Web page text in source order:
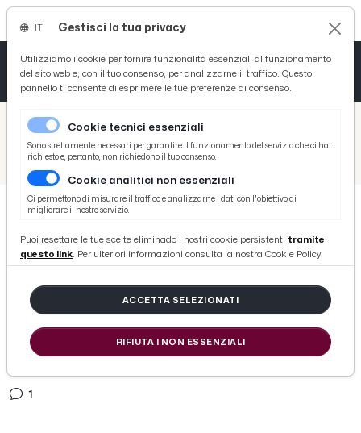
/ Picenotime
/ Coppa Teodori
CIVM, 47esima Verzegnis-Sella Chianzutan sotto la pioggia. Vince Bratschi
CIVM, 47esima Verzegnis-Sella
Chianzutan sotto la pioggia. Vince
Bratschi
di Redazione Picenotime
1
Gestisci la tua privacy
Utilizziamo i cookie per fornire funzionalità essenziali al funzionamento
del sito web e, con il tuo consenso, per analizzarne il traffico. Questo
pannello ti consente di esprimere le tue preferenze di consenso.
Cookie tecnici essenziali
Sono strettamente necessari per garantire il funzionamento del servizio che ci hai
richiesto e, pertanto, non richiedono il tuo consenso.
Cookie analitici non essenziali
Ci permettono di misurare il traffico e analizzarne i dati con l'obiettivo di
migliorare il nostro servizio.
Puoi resettare le tue scelte eliminado i nostri cookie persistenti tramite
questo link. Per ulteriori informazioni consulta la nostra Cookie Policy.
ACCETTA SELEZIONATI
RIFIUTA I NON ESSENZIALI
Tutto News
Tutto Sport
Basket
Ciclismo
Tutto Curiosità